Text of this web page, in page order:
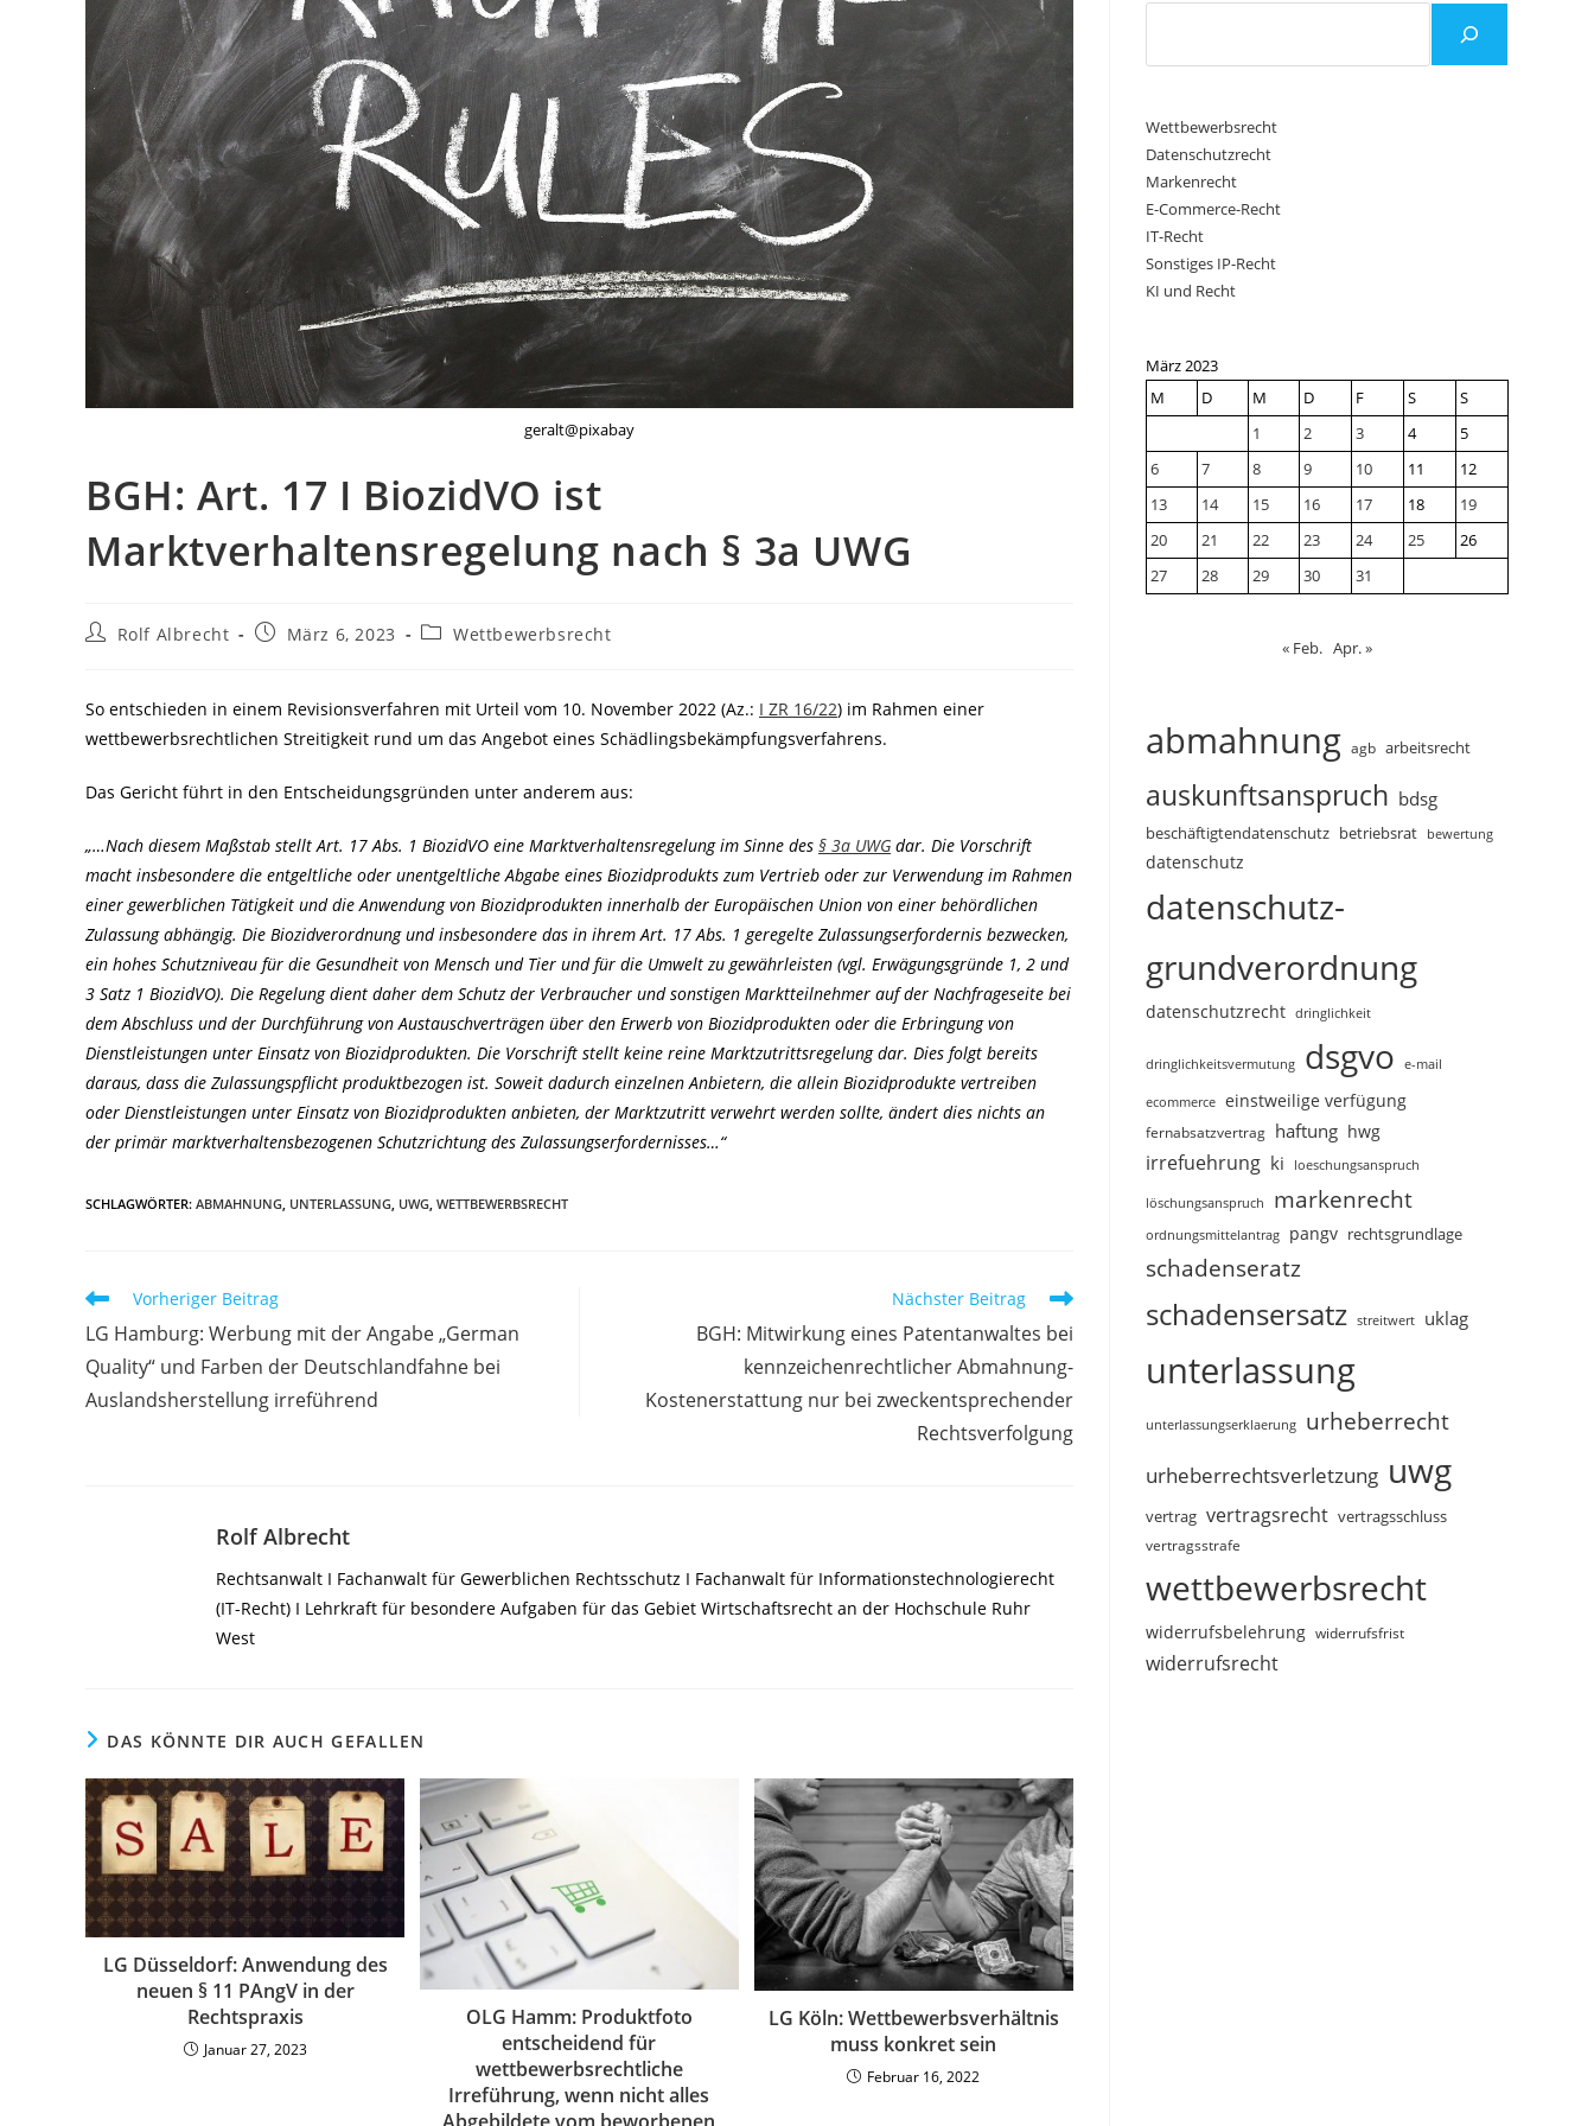
geralt@pixabay
BGH: Art. 17 I BiozidVO ist
Marktverhaltensregelung nach § 3a UWG
Beitrags-
Rolf Albrecht
BeitragMärz 6, 2023
Beitrags-
Wettbewerbsrecht
So entschieden in einem Revisionsverfahren mit Urteil vom 10. November 2022 (Az.: I ZR 16/22) im Rahmen einer
wettbewerbsrechtlichen Streitigkeit rund um das Angebot eines Schädlingsbekämpfungsverfahrens.
Das Gericht führt in den Entscheidungsgründen unter anderem aus:
„…Nach diesem Maßstab stellt Art. 17 Abs. 1 BiozidVO eine Marktverhaltensregelung im Sinne des § 3a UWG dar. Die Vorschrift
macht insbesondere die entgeltliche oder unentgeltliche Abgabe eines Biozidprodukts zum Vertrieb oder zur Verwendung im Rahmen
einer gewerblichen Tätigkeit und die Anwendung von Biozidprodukten innerhalb der Europäischen Union von einer behördlichen
Zulassung abhängig. Die Biozidverordnung und insbesondere das in ihrem Art. 17 Abs. 1 geregelte Zulassungserfordernis bezwecken,
ein hohes Schutzniveau für die Gesundheit von Mensch und Tier und für die Umwelt zu gewährleisten (vgl. Erwägungsgründe 1, 2 und
3 Satz 1 BiozidVO). Die Regelung dient daher dem Schutz der Verbraucher und sonstigen Marktteilnehmer auf der Nachfrageseite bei
dem Abschluss und der Durchführung von Austauschverträgen über den Erwerb von Biozidprodukten oder die Erbringung von
Dienstleistungen unter Einsatz von Biozidprodukten. Die Vorschrift stellt keine reine Marktzutrittsregelung dar. Dies folgt bereits
daraus, dass die Zulassungspflicht produktbezogen ist. Soweit dadurch einzelnen Anbietern, die allein Biozidprodukte vertreiben
oder Dienstleistungen unter Einsatz von Biozidprodukten anbieten, der Marktzutritt verwehrt werden sollte, ändert dies nichts an
der primär marktverhaltensbezogenen Schutzrichtung des Zulassungserfordernisses…“
SCHLAGWÖRTER: ABMAHNUNG UNTERLASSUNG UWG WETTBEWERBSRECHT
Weitere
ansehen
Vorheriger Beitrag
LG Hamburg: Werbung mit der Angabe „German
Quality“ und Farben der Deutschlandfahne bei
Auslandsherstellung irreführend
Nächster Beitrag
BGH: Mitwirkung eines Patentanwaltes bei
kennzeichenrechtlicher Abmahnung-
Kostenerstattung nur bei zweckentsprechender
Rechtsverfolgung
Rolf Albrecht
Rechtsanwalt I Fachanwalt für Gewerblichen Rechtsschutz I Fachanwalt für Informationstechnologierecht
(IT-Recht) I Lehrkraft für besondere Aufgaben für das Gebiet Wirtschaftsrecht an der Hochschule Ruhr
West
DAS KÖNNTE DIR AUCH GEFALLEN
LG Düsseldorf: Anwendung des
neuen § 11 PAngV in der
Rechtspraxis
Januar 27, 2023
OLG Hamm: Produktfoto
entscheidend für
wettbewerbsrechtliche
Irreführung, wenn nicht alles
LG Köln: Wettbewerbsverhältnis
muss konkret sein
Februar 16, 2022
Wettbewerbsrecht
Datenschutzrecht
Markenrecht
E-Commerce-Recht
IT-Recht
Sonstiges IP-Recht
KI und Recht
März 2023
M
D M D F S
S
1
2 3 4
5
6
7 8 9 10 11
12
13
14 15 16 17 18
19
20
21 22 23 24 25
26
27
28 29 30 31
« Feb. Apr. »
abmahnung agb arbeitsrecht
auskunftsanspruch bdsg
beschäftigtendatenschutz betriebsrat bewertung
datenschutz
datenschutz-
grundverordnung
datenschutzrecht dringlichkeit
dringlichkeitsvermutung dsgvo e-mail
ecommerce einstweilige verfügung
fernabsatzvertrag haftung hwg
irrefuehrung ki loeschungsanspruch
löschungsanspruch markenrecht
ordnungsmittelantrag pangv rechtsgrundlage
schadenseratz
schadensersatz streitwert uklag
unterlassung
unterlassungserklaerung urheberrecht
urheberrechtsverletzung uwg
vertrag vertragsrecht vertragsschluss
vertragsstrafe
wettbewerbsrecht
widerrufsbelehrung widerrufsfrist
widerrufsrecht